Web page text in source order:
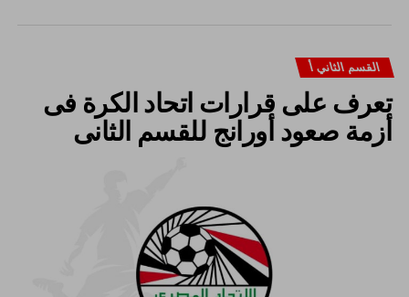
القسم الثاني أ
تعرف على قرارات اتحاد الكرة فى
أزمة صعود أورانج للقسم الثانى